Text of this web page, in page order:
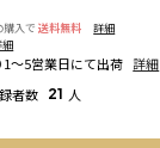
入で 送料無料
詳細
細
～5営業日にて出荷 詳細
者数 21 人